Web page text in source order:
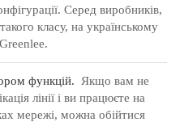
Серед виробників,
класу, на українському
функцій.
Якщо вам не
лінії і ви працюєте на
мережі, можна обійтися